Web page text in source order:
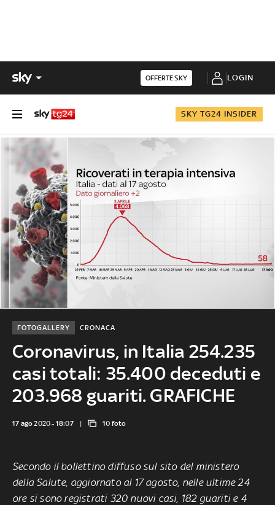
OFFERTE SKY LOGIN
SKY TG24 INSIDER
Coronavirus, in Italia 254.235
casi totali: 35.400 deceduti e
203.968 guariti. GRAFICHE
CRONACA
FOTOGALLERY
17 ago 2020 - 18:07 10 foto
Secondo il bollettino diffuso sul sito del ministero
della Salute, aggiornato al 17 agosto, nelle ultime 24
ore si sono registrati 320 nuovi casi, 182 guariti e 4